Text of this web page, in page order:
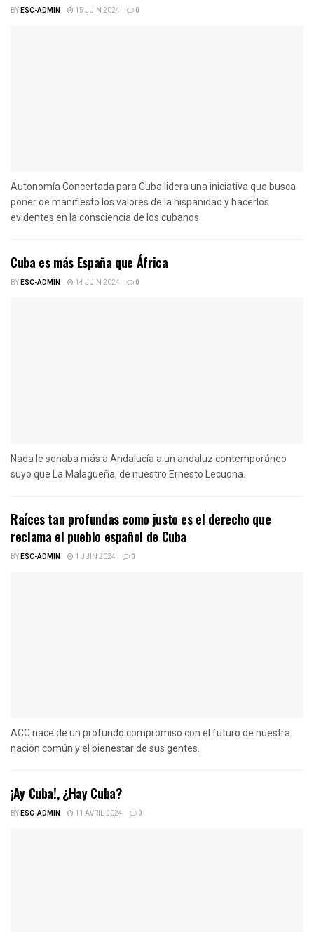
BYESC-ADMIN 15 JUIN 2024 0
Autonomía Concertada para Cuba lidera una iniciativa que busca
poner de manifiesto los valores de la hispanidad y hacerlos
evidentes en la consciencia de los cubanos.
Cuba es más España que África
BYESC-ADMIN 14 JUIN 2024 0
Nada le sonaba más a Andalucía a un andaluz contemporáneo
suyo que La Malagueña, de nuestro Ernesto Lecuona.
Raíces tan profundas como justo es el derecho que
reclama el pueblo español de Cuba
BYESC-ADMIN 1 JUIN 2024 0
ACC nace de un profundo compromiso con el futuro de nuestra
nación común y el bienestar de sus gentes.
¡Ay Cuba!, ¿Hay Cuba?
BYESC-ADMIN 11 AVRIL 2024 0